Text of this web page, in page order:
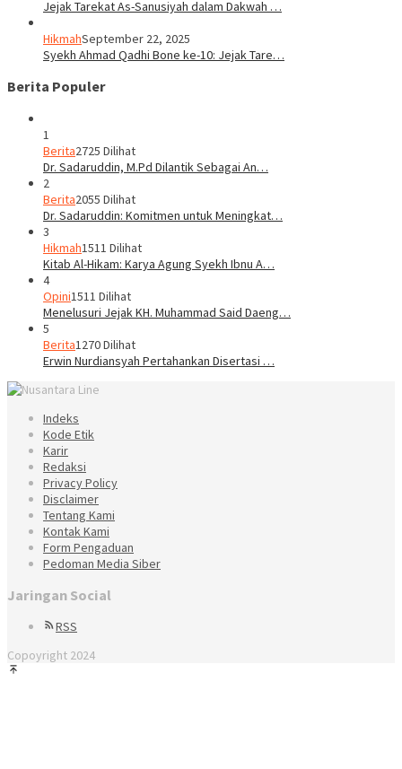
Jejak Tarekat As-Sanusiyah dalam Dakwah …
HikmahSeptember 22, 2025
Syekh Ahmad Qadhi Bone ke-10: Jejak Tare…
Berita Populer
1
Berita2725 Dilihat
Dr. Sadaruddin, M.Pd Dilantik Sebagai An…
2
Berita2055 Dilihat
Dr. Sadaruddin: Komitmen untuk Meningkat…
3
Hikmah1511 Dilihat
Kitab Al-Hikam: Karya Agung Syekh Ibnu A…
4
Opini1511 Dilihat
Menelusuri Jejak KH. Muhammad Said Daeng…
5
Berita1270 Dilihat
Erwin Nurdiansyah Pertahankan Disertasi …
Indeks
Kode Etik
Karir
Redaksi
Privacy Policy
Disclaimer
Tentang Kami
Kontak Kami
Form Pengaduan
Pedoman Media Siber
Jaringan Social
RSS
Copoyright 2024